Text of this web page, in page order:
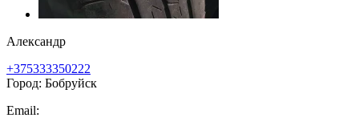
Александр
+375333350222
Город: Бобруйск
Email: